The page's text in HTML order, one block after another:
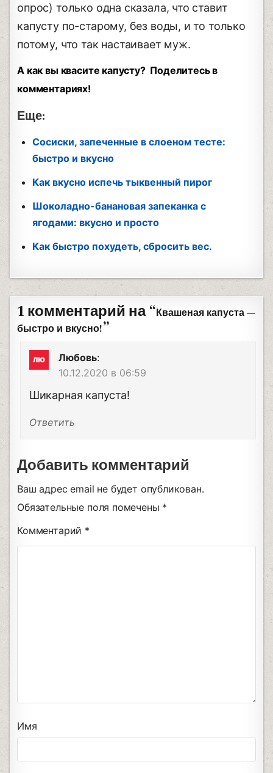
опрос) только одна сказала, что ставит
капусту по-старому, без воды, и то только
потому, что так настаивает муж.
А как вы квасите капусту? Поделитесь в
комментариях!
Еще:
Сосиски, запеченные в слоеном тесте:
быстро и вкусно
Как вкусно испечь тыквенный пирог
Шоколадно-банановая запеканка с
ягодами: вкусно и просто
Как быстро похудеть, сбросить вес.
1 комментарий на “Квашеная капуста —
быстро и вкусно!”
Любовь:
10.12.2020 в 06:59
Шикарная капуста!
Ответить
Добавить комментарий
Ваш адрес email не будет опубликован.
Обязательные поля помечены *
Комментарий *
Имя